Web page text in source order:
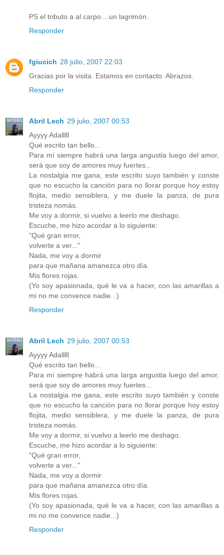
PS el tributo a al carpo....un lagrimón.
Responder
fgiucich 28 julio, 2007 22:03
Gracias por la visita. Estamos en contacto. Abrazos.
Responder
Abril Lech 29 julio, 2007 00:53
Ayyyy Adalllll
Qué escrito tan bello...
Para mí siempre habrá una larga angustia luego del amor,
será que soy de amores muy fuertes...
La nostalgia me gana, este escrito suyo también y conste
que no escucho la canción para no llorar porque hoy estoy
flojita, medio sensiblera, y me duele la panza, de pura
tristeza nomás.
Me voy a dormir, si vuelvo a leerlo me deshago.
Escuche, me hizo acordar a lo siguiente:
"Qué gran error,
volverte a ver..."
Nada, me voy a dormir
para que mañana amanezca otro día.
Mis flores rojas.
(Yo soy apasionada, qué le va a hacer, con las amarillas a
mi no me convence nadie...)
Responder
Abril Lech 29 julio, 2007 00:53
Ayyyy Adalllll
Qué escrito tan bello...
Para mí siempre habrá una larga angustia luego del amor,
será que soy de amores muy fuertes...
La nostalgia me gana, este escrito suyo también y conste
que no escucho la canción para no llorar porque hoy estoy
flojita, medio sensiblera, y me duele la panza, de pura
tristeza nomás.
Me voy a dormir, si vuelvo a leerlo me deshago.
Escuche, me hizo acordar a lo siguiente:
"Qué gran error,
volverte a ver..."
Nada, me voy a dormir
para que mañana amanezca otro día.
Mis flores rojas.
(Yo soy apasionada, qué le va a hacer, con las amarillas a
mi no me convence nadie...)
Responder